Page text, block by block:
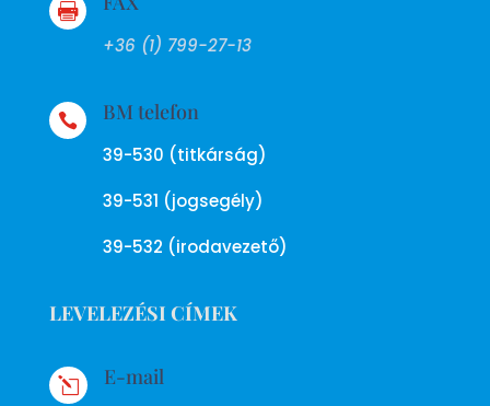

+36 (1) 799-27-13
 BM telefon
39-530 (titkárság)
39-531 (jogsegély)
39-532 (irodavezető)
LEVELEZÉSI CÍMEK
l E-mail